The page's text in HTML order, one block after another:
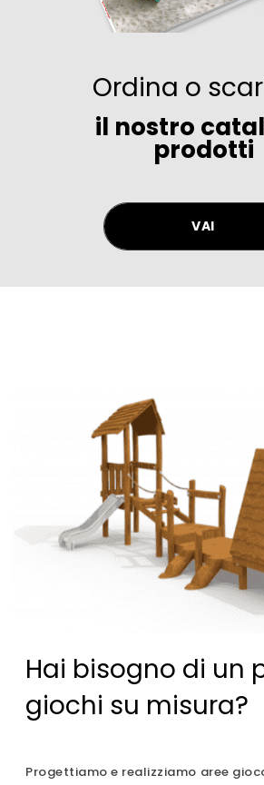
Ordina o
il nostro
prodotti
VAI
Hai bisogno di un
giochi su misura?
Progettiamo e realizziamo aree